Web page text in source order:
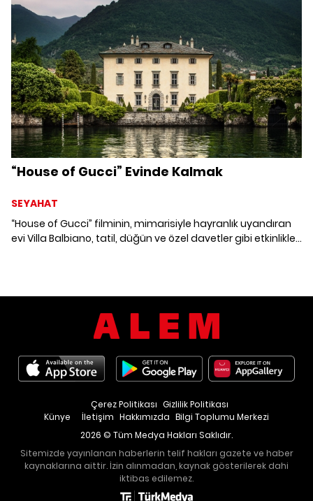
“House of Gucci” Evinde Kalmak
SEYAHAT
“House of Gucci” filminin, mimarisiyle hayranlık uyandıran
evi Villa Balbiano, tatil, düğün ve özel davetler gibi etkinlikler
Künye İletişim Hakkımızda Bilgi Toplumu Merkezi
Çerez Politikası Gizlilik Politikası
2026 © Tüm Medya Hakları Saklıdır.
Sitemizde yayınlanan haberlerin telif hakları gazete ve haber
kaynaklarına aittir. İzin alınmadan, kaynak gösterilerek dahi
iktibas edilemez.